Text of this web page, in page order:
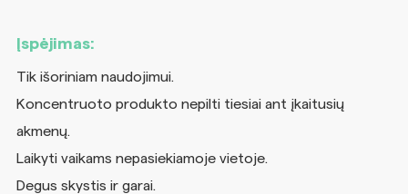
Įspėjimas:
Tik išoriniam naudojimui.
Koncentruoto produkto nepilti tiesiai ant įkaitusių
akmenų.
Laikyti vaikams nepasiekiamoje vietoje.
Degus skystis ir garai.